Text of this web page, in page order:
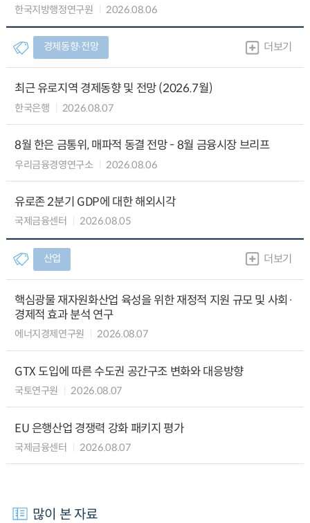
한국지방행정연구원 2026.08.06
경제동향∙전망 더보기
최근 유로지역 경제동향 및 전망 (2026.7월)
한국은행 2026.08.07
8월 한은 금통위, 매파적 동결 전망 - 8월 금융시장 브리프
우리금융경영연구소 2026.08.06
유로존 2분기 GDP에 대한 해외시각
국제금융센터 2026.08.05
산업 더보기
핵심광물 재자원화산업 육성을 위한 재정적 지원 규모 및 사회·
경제적 효과 분석 연구
에너지경제연구원 2026.08.07
GTX 도입에 따른 수도권 공간구조 변화와 대응방향
국토연구원 2026.08.07
EU 은행산업 경쟁력 강화 패키지 평가
국제금융센터 2026.08.07
많이 본 자료